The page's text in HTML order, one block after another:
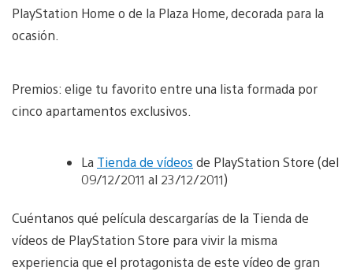
PlayStation Home o de la Plaza Home, decorada para la
ocasión.
Premios: elige tu favorito entre una lista formada por
cinco apartamentos exclusivos.
La Tienda de vídeos de PlayStation Store (del
09/12/2011 al 23/12/2011)
Cuéntanos qué película descargarías de la Tienda de
vídeos de PlayStation Store para vivir la misma
experiencia que el protagonista de este vídeo de gran